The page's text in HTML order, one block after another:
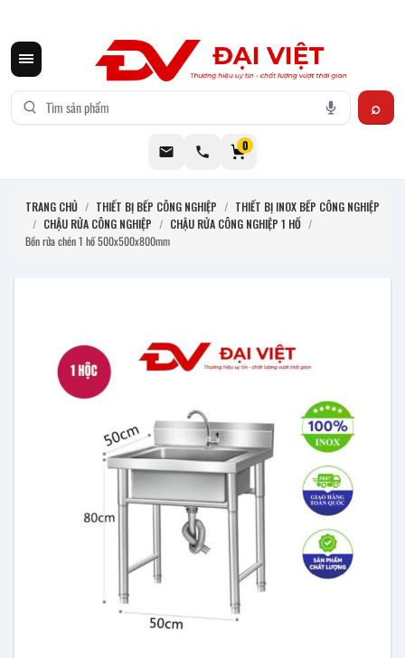
0
TRANG CHỦ / THIẾT BỊ BẾP CÔNG NGHIỆP / THIẾT BỊ INOX BẾP CÔNG NGHIỆP
/ CHẬU RỬA CÔNG NGHIỆP / CHẬU RỬA CÔNG NGHIỆP 1 HỐ /
Bồn rửa chén 1 hố 500x500x800mm